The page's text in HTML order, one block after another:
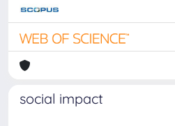
social impact